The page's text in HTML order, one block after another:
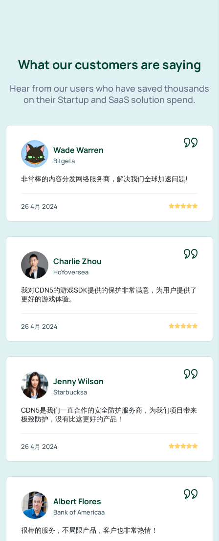
What our customers are saying
Hear from our users who have saved thousands
on their Startup and SaaS solution spend.
Wade Warren
Bitgeta
非常棒的内容分发网络服务商，解决我们全球加速问题!
26 4月 2024
Charlie Zhou
HoYoversea
我对CDN5的游戏SDK提供的保护非常满意，为用户提供了
更好的游戏体验。
26 4月 2024
Jenny Wilson
Starbucksa
CDN5是我们一直合作的安全防护服务商，为我们项目带来
极致防护，没有比这更好的产品！
26 4月 2024
Albert Flores
Bank of Americaa
很棒的服务，不局限产品，客户也非常热情！